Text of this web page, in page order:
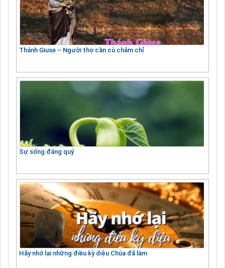
Thánh Giuse – Người thợ cần cù chăm chỉ
Sự sống đáng quý
Hãy nhớ lại những điều kỳ diệu Chúa đã làm